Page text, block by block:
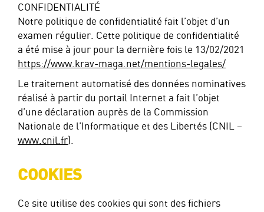
CONFIDENTIALITÉ
Notre politique de confidentialité fait l’objet d’un
examen régulier. Cette politique de confidentialité
a été mise à jour pour la dernière fois le 13/02/2021
https://www.krav-maga.net/mentions-legales/
Le traitement automatisé des données nominatives
réalisé à partir du portail Internet a fait l’objet
d’une déclaration auprès de la Commission
Nationale de l’Informatique et des Libertés (CNIL –
www.cnil.fr).
COOKIES
Ce site utilise des cookies qui sont des fichiers